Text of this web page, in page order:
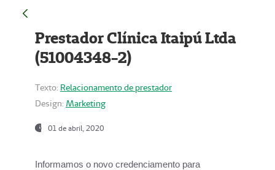
Prestador Clínica Itaipú Ltda
(51004348-2)
Texto: Relacionamento de prestador
Design: Marketing
01 de abril, 2020
Informamos o novo credenciamento para